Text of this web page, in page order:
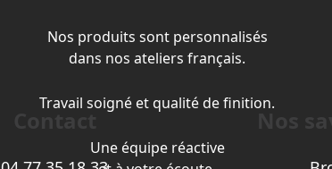
Nos produits sont personnalisés
dans nos ateliers français.
Travail soigné et qualité de finition.
Une équipe réactive